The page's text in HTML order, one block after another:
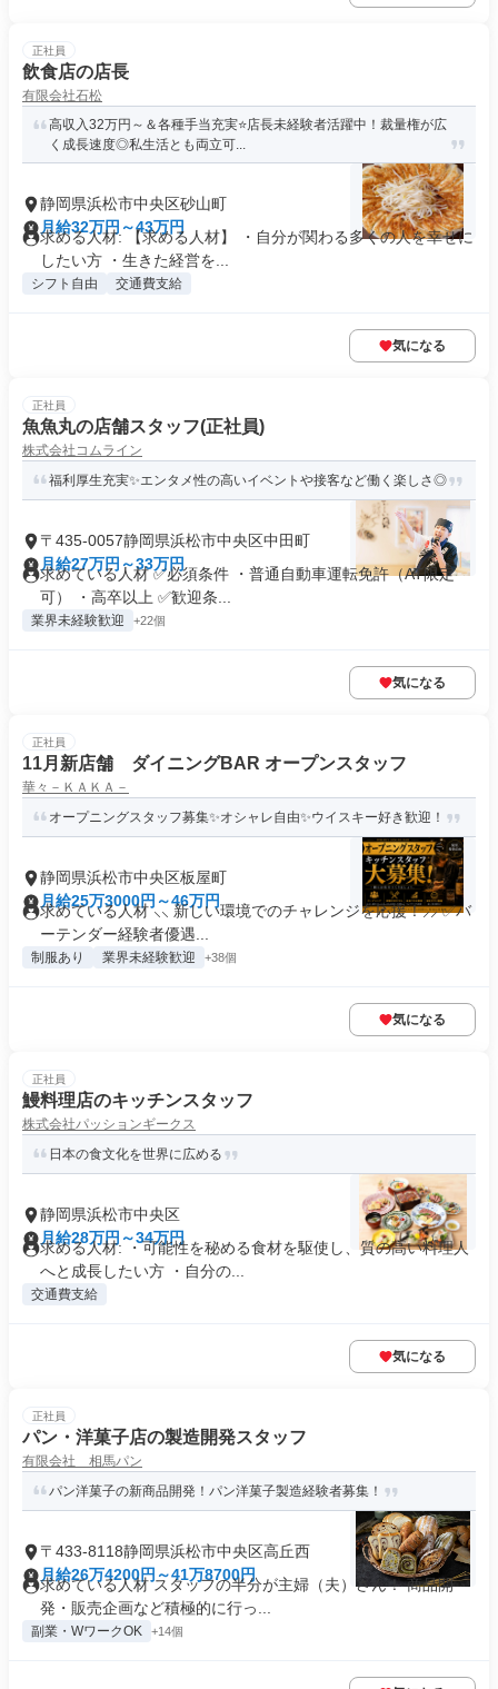
正社員
飲食店の店長
有限会社石松
高収入32万円～＆各種手当充実⭐店長未経験者活躍中！裁量権が広
く成長速度◎私生活とも両立可...
静岡県浜松市中央区砂山町
月給32万円～43万円
求める人材: 【求める人材】 ・自分が関わる多くの人を幸せに
したい方 ・生きた経営を...
シフト自由 交通費支給
気になる
正社員
魚魚丸の店舗スタッフ(正社員)
株式会社コムライン
福利厚生充実✨エンタメ性の高いイベントや接客など働く楽しさ◎
〒435-0057静岡県浜松市中央区中田町
月給27万円～33万円
求めている人材 ✅必須条件 ・普通自動車運転免許（AT限定
可） ・高卒以上 ✅歓迎条...
業界未経験歓迎 +22個
気になる
正社員
11月新店舗 ダイニングBAR オープンスタッフ
華々－ＫＡＫＡ－
オープニングスタッフ募集✨オシャレ自由✨ウイスキー好き歓迎！
静岡県浜松市中央区板屋町
月給25万3000円～46万円
求めている人材 ⸜⸜ 新しい環境でのチャレンジを応援！⸝⸝ ✅バ
ーテンダー経験者優遇...
制服あり 業界未経験歓迎 +38個
気になる
正社員
鰻料理店のキッチンスタッフ
株式会社パッションギークス
日本の食文化を世界に広める
静岡県浜松市中央区
月給28万円～34万円
求める人材: ・可能性を秘める食材を駆使し、質の高い料理人
へと成長したい方 ・自分の...
交通費支給
気になる
正社員
パン・洋菓子店の製造開発スタッフ
有限会社 相馬パン
パン洋菓子の新商品開発！パン洋菓子製造経験者募集！
〒433-8118静岡県浜松市中央区高丘西
月給26万4200円～41万8700円
求めている人材 スタッフの半分が主婦（夫）さん！ 商品開
発・販売企画など積極的に行っ...
副業・WワークOK +14個